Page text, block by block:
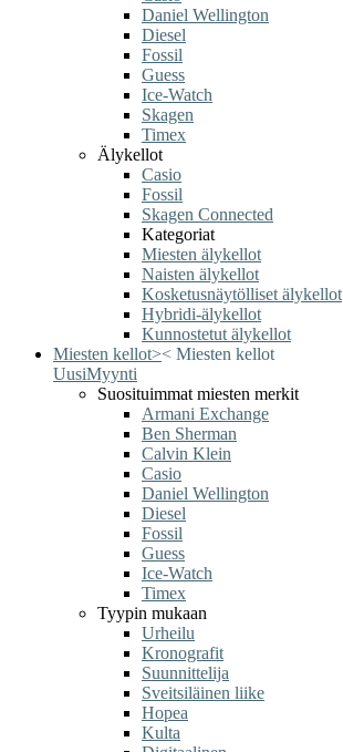
Daniel Wellington
Diesel
Fossil
Guess
Ice-Watch
Skagen
Timex
Älykellot
Casio
Fossil
Skagen Connected
Kategoriat
Miesten älykellot
Naisten älykellot
Kosketusnäytölliset älykellot
Hybridi-älykellot
Kunnostetut älykellot
Miesten kellot>< Miesten kellot
UusiMyynti
Suosituimmat miesten merkit
Armani Exchange
Ben Sherman
Calvin Klein
Casio
Daniel Wellington
Diesel
Fossil
Guess
Ice-Watch
Timex
Tyypin mukaan
Urheilu
Kronografit
Suunnittelija
Sveitsiläinen liike
Hopea
Kulta